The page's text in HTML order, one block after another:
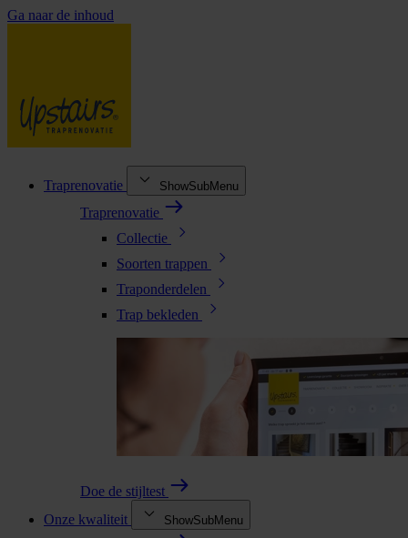
Ga naar de inhoud
Traprenovatie ShowSubMenu
Traprenovatie
Collectie
Soorten trappen
Traponderdelen
Trap bekleden
Doe de stijltest
Onze kwaliteit
ShowSubMenu